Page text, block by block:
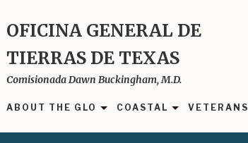
OFICINA GENERAL DE
TIERRAS DE TEXAS
Comisionada Dawn Buckingham, M.D.
ABOUT THE GLO COASTAL VETERANS